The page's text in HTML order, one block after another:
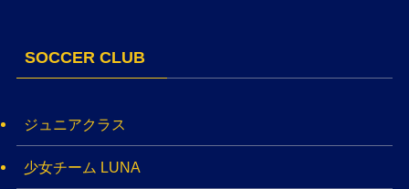
SOCCER CLUB
ジュニアクラス
少女チーム LUNA